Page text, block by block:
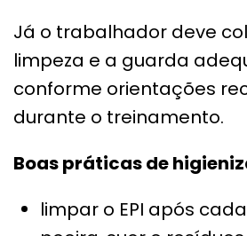
Já o trabalhador deve
limpeza e a guarda
conforme orientações
durante o treinamento.
Boas práticas de
limpar o EPI após